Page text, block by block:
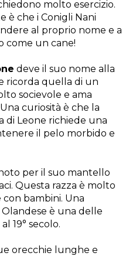
molto esercizio.
è che i Conigli Nani
al proprio nome e a
come un cane!
deve il suo nome alla
ricorda quella di un
socievole e ama
curiosità è che la
di Leone richiede una
il pelo morbido e
per il suo mantello
Questa razza è molto
bambini. Una
è una delle
19° secolo.
orecchie lunghe e